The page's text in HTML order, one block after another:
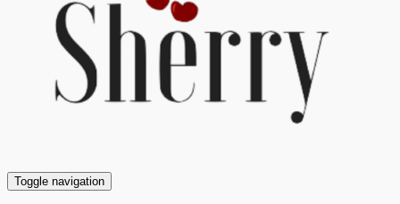
Toggle navigation